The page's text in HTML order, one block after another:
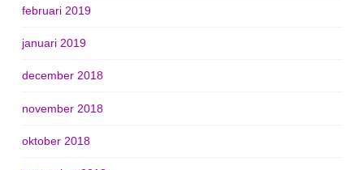
februari 2019
januari 2019
december 2018
november 2018
oktober 2018